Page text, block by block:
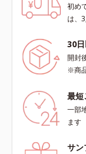
初め
は、
30
開封
※商
最短
一部
ます
サン